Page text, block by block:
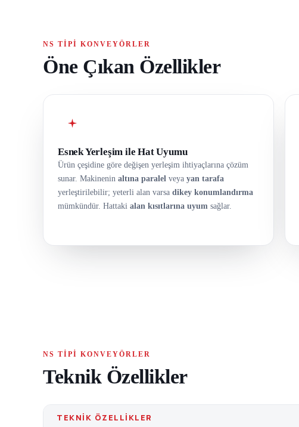
NS TIPI KONVEYÖRLER
Öne Çıkan Özellikler
Esnek Yerleşim ile Hat Uyumu
Ürün çeşidine göre değişen yerleşim ihtiyaçlarına çözüm
sunar. Makinenin altına paralel veya yan tarafa
yerleştirilebilir; yeterli alan varsa dikey konumlandırma
mümkündür. Hattaki alan kısıtlarına uyum sağlar.
NS TIPI KONVEYÖRLER
Teknik Özellikler
TEKNIK ÖZELLIKLER